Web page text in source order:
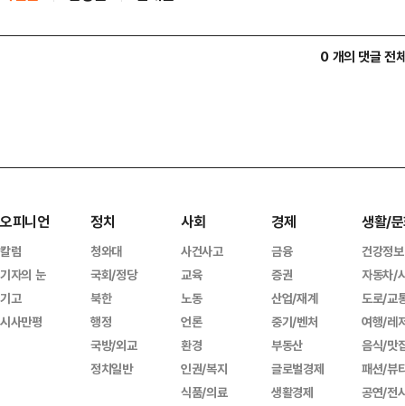
0 개의 댓글 전
오피니언
칼럼
기자의 눈
기고
시사만평
정치
청와대
국회/정당
북한
행정
국방/외교
정치일반
사회
사건사고
교육
노동
언론
환경
인권/복지
식품/의료
경제
금융
증권
산업/재계
중기/벤처
부동산
글로벌경제
생활경제
생활/
건강정보
자동차/
도로/교
여행/레
음식/맛
패션/뷰
공연/전